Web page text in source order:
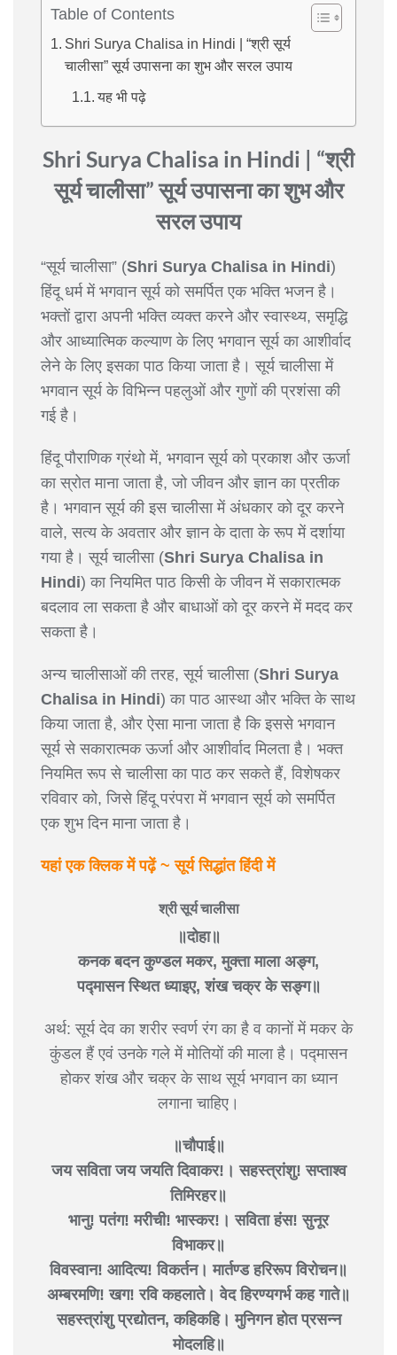
Table of Contents
Shri Surya Chalisa in Hindi | “श्री सूर्य
चालीसा” सूर्य उपासना का शुभ और सरल उपाय
यह भी पढ़े
Shri Surya Chalisa in Hindi | “श्री
सूर्य चालीसा” सूर्य उपासना का शुभ और
सरल उपाय
“सूर्य चालीसा” (Shri Surya Chalisa in Hindi)
हिंदू धर्म में भगवान सूर्य को समर्पित एक भक्ति भजन है।
भक्तों द्वारा अपनी भक्ति व्यक्त करने और स्वास्थ्य, समृद्धि
और आध्यात्मिक कल्याण के लिए भगवान सूर्य का आशीर्वाद
लेने के लिए इसका पाठ किया जाता है। सूर्य चालीसा में
भगवान सूर्य के विभिन्न पहलुओं और गुणों की प्रशंसा की
गई है।
हिंदू पौराणिक ग्रंथो में, भगवान सूर्य को प्रकाश और ऊर्जा
का स्रोत माना जाता है, जो जीवन और ज्ञान का प्रतीक
है। भगवान सूर्य की इस चालीसा में अंधकार को दूर करने
वाले, सत्य के अवतार और ज्ञान के दाता के रूप में दर्शाया
गया है। सूर्य चालीसा (Shri Surya Chalisa in
Hindi) का नियमित पाठ किसी के जीवन में सकारात्मक
बदलाव ला सकता है और बाधाओं को दूर करने में मदद कर
सकता है।
अन्य चालीसाओं की तरह, सूर्य चालीसा (Shri Surya
Chalisa in Hindi) का पाठ आस्था और भक्ति के साथ
किया जाता है, और ऐसा माना जाता है कि इससे भगवान
सूर्य से सकारात्मक ऊर्जा और आशीर्वाद मिलता है। भक्त
नियमित रूप से चालीसा का पाठ कर सकते हैं, विशेषकर
रविवार को, जिसे हिंदू परंपरा में भगवान सूर्य को समर्पित
एक शुभ दिन माना जाता है।
यहां एक क्लिक में पढ़ें ~ सूर्य सिद्धांत हिंदी में
श्री सूर्य चालीसा
॥दोहा॥
कनक बदन कुण्डल मकर, मुक्ता माला अङ्ग,
पद्मासन स्थित ध्याइए, शंख चक्र के सङ्ग॥
अर्थ: सूर्य देव का शरीर स्वर्ण रंग का है व कानों में मकर के
कुंडल हैं एवं उनके गले में मोतियों की माला है। पद्मासन
होकर शंख और चक्र के साथ सूर्य भगवान का ध्यान
लगाना चाहिए।
॥चौपाई॥
जय सविता जय जयति दिवाकर!। सहस्त्रांशु! सप्ताश्व
तिमिरहर॥
भानु! पतंग! मरीची! भास्कर!। सविता हंस! सुनूर
विभाकर॥
विवस्वान! आदित्य! विकर्तन। मार्तण्ड हरिरूप विरोचन॥
अम्बरमणि! खग! रवि कहलाते। वेद हिरण्यगर्भ कह गाते॥
सहस्त्रांशु प्रद्योतन, कहिकहि। मुनिगन होत प्रसन्न
मोदलहि॥